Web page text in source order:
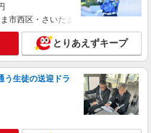
機種に詳しくなれる携帯販売
時給1300円〜 携帯業界経験
円〜 ※残業代支給 ★交通費別途支
。・゜+゜・。
入社祝い金10万円支給(規定有) お友達
と, インセンティブ支給(規定有) ★月2
払い可能（規程有）★ ゜・。○。・゜
るま市のauショップ
詳細を見る
市西区・さいたま市岩槻区・久喜市・
とりあえずキープ
う生徒の送迎ドラ